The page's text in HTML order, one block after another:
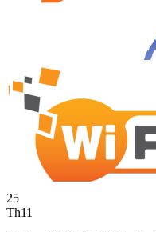
25
Th11